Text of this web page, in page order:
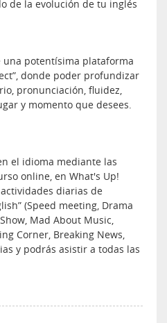
de la evolución de tu inglés
una potentísima plataforma
donde poder profundizar
pronunciación, fluidez,
y momento que desees.
el idioma mediante las
online, en What's Up!
diarias de
(Speed meeting, Drama
Mad About Music,
Corner, Breaking News,
y podrás asistir a todas las